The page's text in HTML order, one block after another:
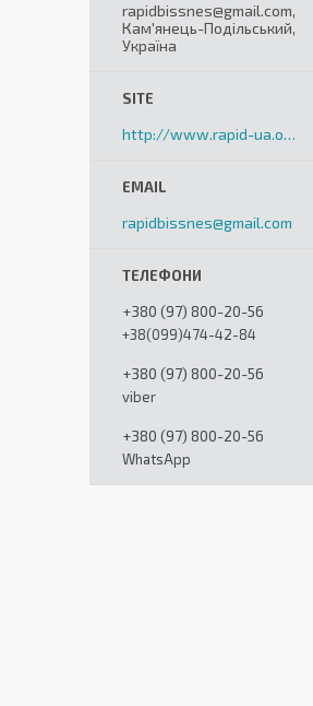
rapidbissnes@gmail.com,
Кам'янець-Подільський,
Україна
http://www.rapid-ua.org
rapidbissnes@gmail.com
+380 (97) 800-20-56
+38(099)474-42-84
+380 (97) 800-20-56
viber
+380 (97) 800-20-56
WhatsApp